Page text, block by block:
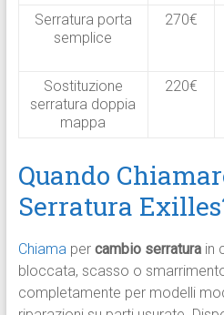
Serratura porta
semplice
270€
Sostituzione
serratura doppia
mappa
220€
Quando
Serratura
Chiamaper cambio serratura in
bloccata, scasso o
completamente per modelli